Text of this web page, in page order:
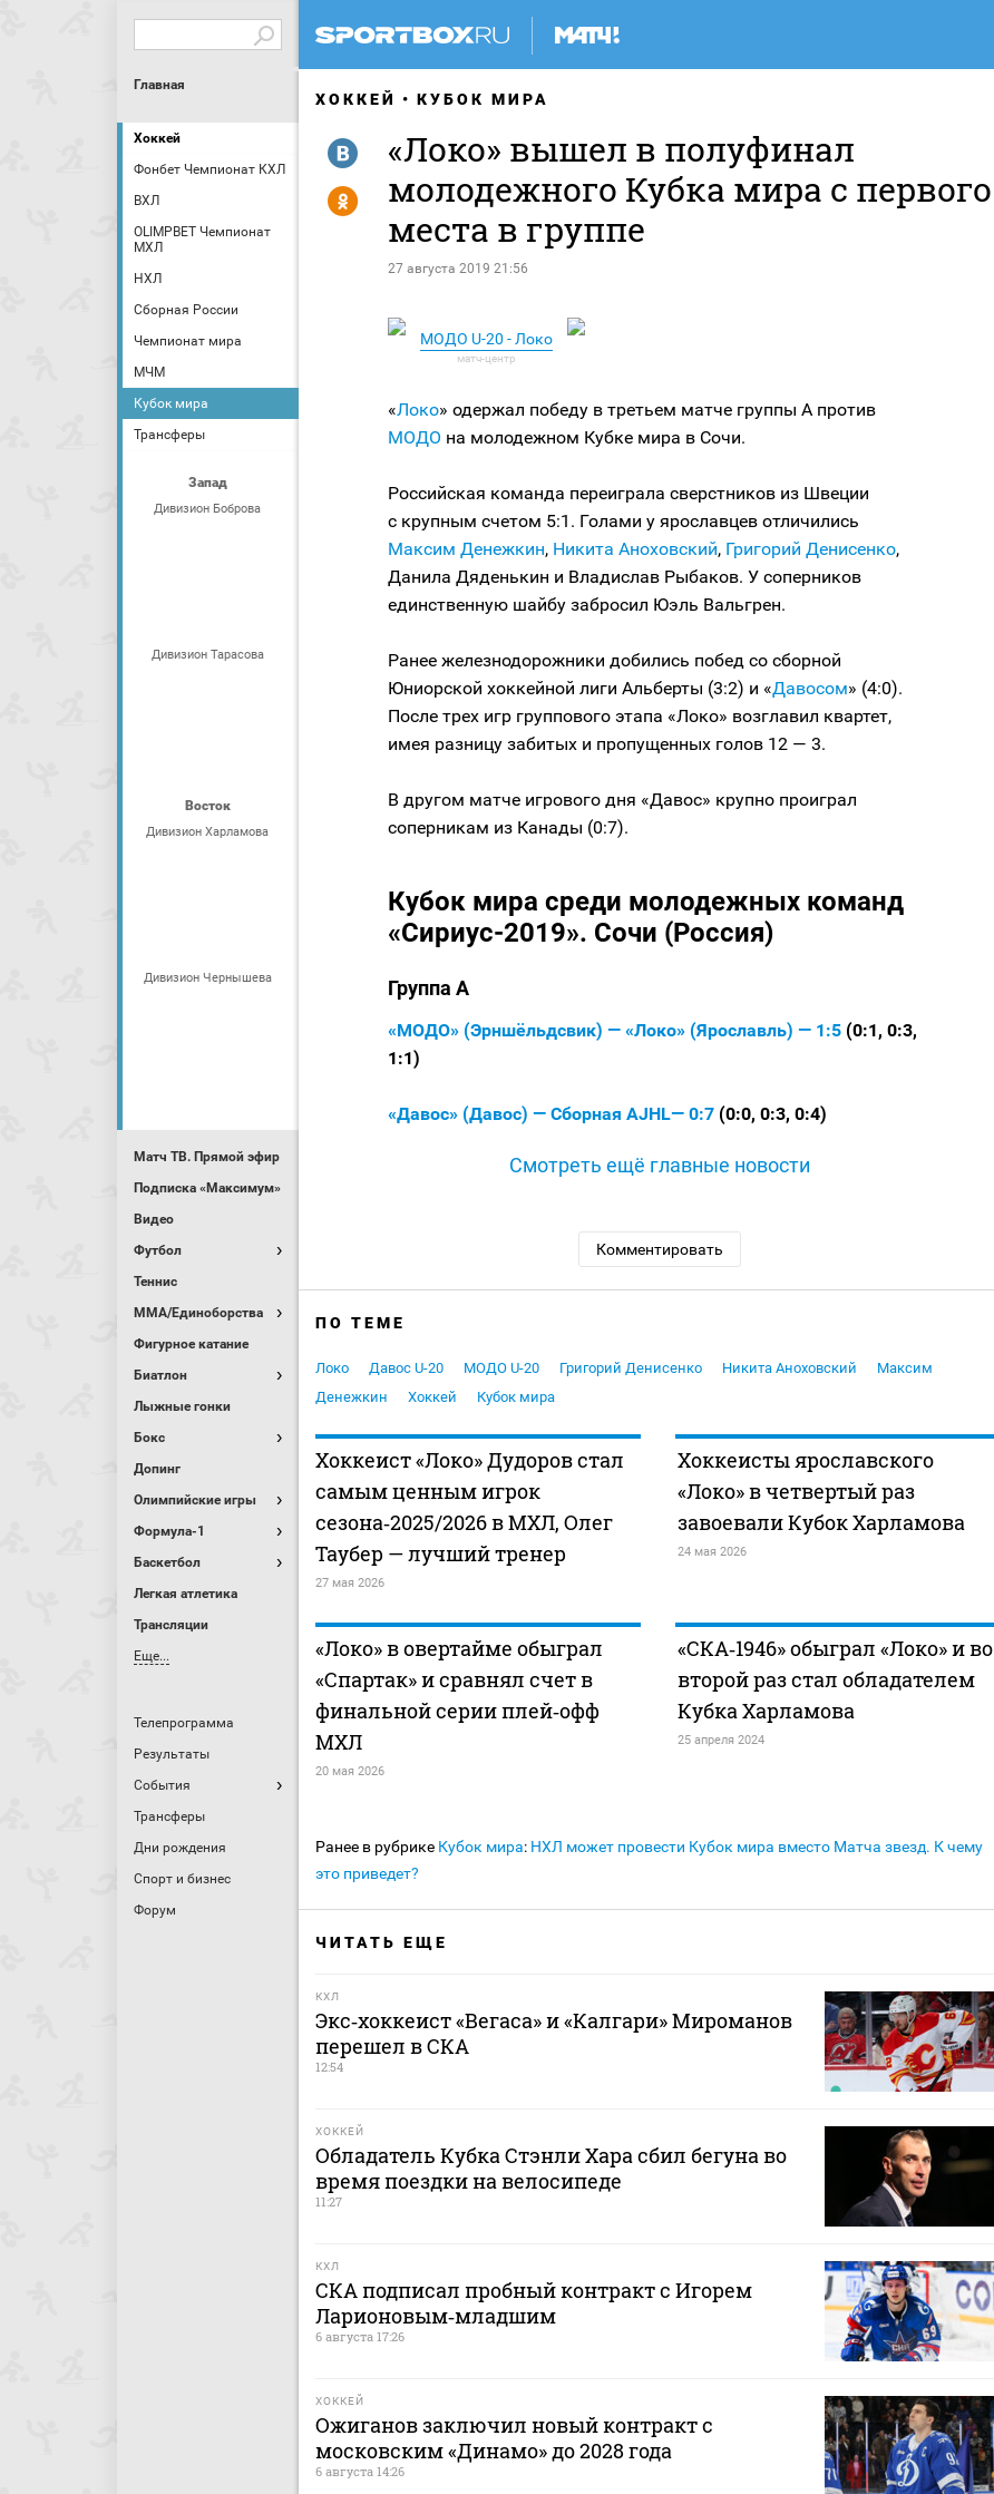
Главная
Хоккей
Фонбет Чемпионат КХЛ
ВХЛ
OLIMPBET Чемпионат
МХЛ
НХЛ
Сборная России
Чемпионат мира
МЧМ
Кубок мира
Трансферы
Запад
Дивизион Боброва
Дивизион Тарасова
Восток
Дивизион Харламова
Дивизион Чернышева
Матч ТВ. Прямой эфир
Подписка «Максимум»
Видео
Футбол
Теннис
MMA/Единоборства
Фигурное катание
Биатлон
Лыжные гонки
Бокс
Допинг
Олимпийские игры
Формула-1
Баскетбол
Легкая атлетика
Трансляции
Еще...
Телепрограмма
Результаты
События
Трансферы
Дни рождения
Спорт и бизнес
Форум
ХОККЕЙ КУБОК МИРА
«Локо» вышел в полуфинал
молодежного Кубка мира с первого
места в группе
27 августа 2019 21:56
R
Y
МОДО U-20 - Локо
«Локо» одержал победу в третьем матче группы А против
МОДО на молодежном Кубке мира в Сочи.
Российская команда переиграла сверстников из Швеции
с крупным счетом 5:1. Голами у ярославцев отличились
Максим Денежкин, Никита Аноховский, Григорий Денисенко,
Данила Дяденькин и Владислав Рыбаков. У соперников
единственную шайбу забросил Юэль Вальгрен.
Ранее железнодорожники добились побед со сборной
Юниорской хоккейной лиги Альберты (3:2) и «Давосом» (4:0).
После трех игр группового этапа «Локо» возглавил квартет,
имея разницу забитых и пропущенных голов 12 — 3.
В другом матче игрового дня «Давос» крупно проиграл
соперникам из Канады (0:7).
Кубок мира среди молодежных команд
«Сириус-2019». Сочи (Россия)
Группа А
«МОДО» (Эрншёльдсвик) — «Локо» (Ярославль) — 1:5 (0:1, 0:3,
1:1)
«Давос» (Давос) — Сборная AJHL— 0:7 (0:0, 0:3, 0:4)
Смотреть ещё главные новости
Комментировать
ПО ТЕМЕ
Локо Давос U-20 МОДО U-20 Григорий Денисенко Никита Аноховский
Максим
Денежкин
Хоккей Кубок мира
Хоккеист «Локо» Дудоров стал
самым ценным игрок
сезона‑2025/2026 в МХЛ, Олег
Таубер — лучший тренер
27 мая 2026
Хоккеисты ярославского
«Локо» в четвертый раз
завоевали Кубок Харламова
24 мая 2026
«Локо» в овертайме обыграл
«Спартак» и сравнял счет в
финальной серии плей‑офф
МХЛ
20 мая 2026
«СКА‑1946» обыграл «Локо» и во
второй раз стал обладателем
Кубка Харламова
25 апреля 2024
Ранее в рубрике Кубок мира: НХЛ может провести Кубок мира вместо Матча звезд. К чему
это приведет?
ЧИТАТЬ ЕЩЕ
КХЛ
Экс‑хоккеист «Вегаса» и «Калгари» Мироманов
перешел в СКА
12:54
ХОККЕЙ
Обладатель Кубка Стэнли Хара сбил бегуна во
время поездки на велосипеде
11:27
КХЛ
СКА подписал пробный контракт с Игорем
Ларионовым‑младшим
6 августа 17:26
ХОККЕЙ
Ожиганов заключил новый контракт с
московским «Динамо» до 2028 года
6 августа 14:26